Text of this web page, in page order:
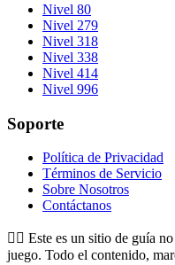
Nivel 80
Nivel 279
Nivel 318
Nivel 338
Nivel 414
Nivel 996
Soporte
Política de Privacidad
Términos de Servicio
Sobre Nosotros
Contáctanos
👉🏻 Este es un sitio de guía
juego. Todo el contenido,